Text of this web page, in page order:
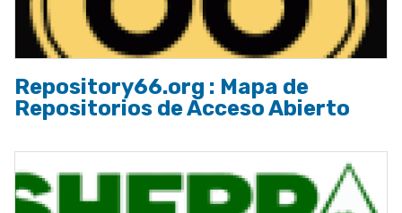
Repository66.org : Mapa de
Repositorios de Acceso Abierto